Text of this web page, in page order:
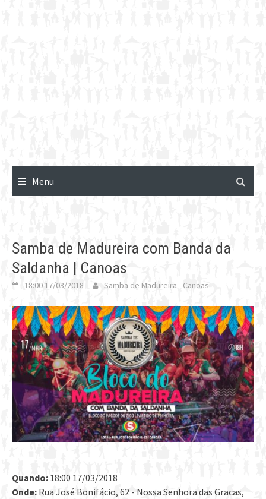
Menu
Samba de Madureira com Banda da
Saldanha | Canoas
18:00 17/03/2018 Samba de Madureira - Canoas
Quando: 18:00 17/03/2018
Onde: Rua José Bonifácio, 62 - Nossa Senhora das Gracas,